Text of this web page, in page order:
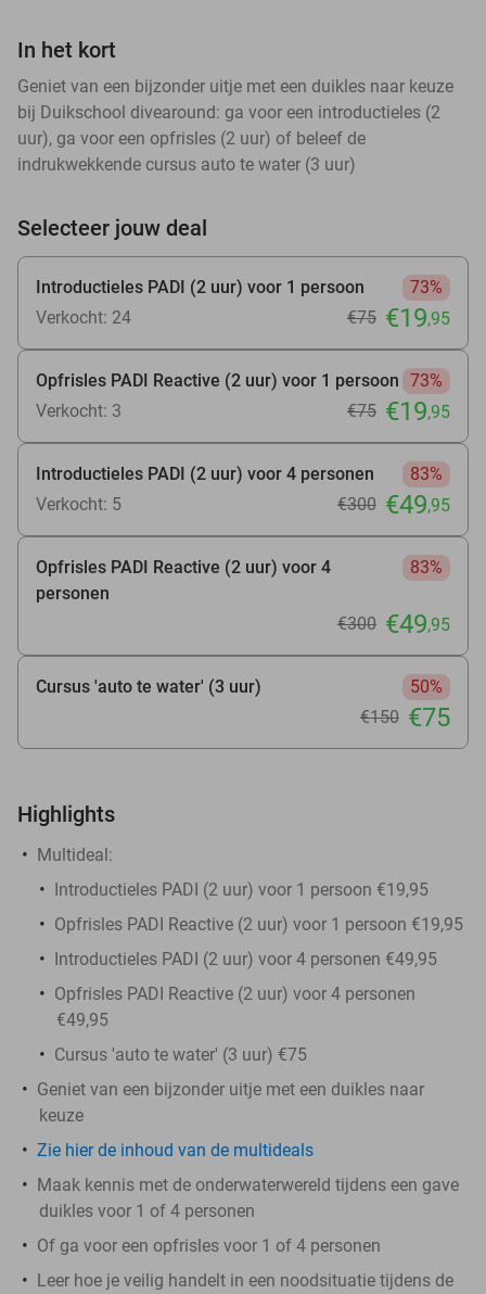
In het kort
Geniet van een bijzonder uitje met een duikles naar keuze
bij Duikschool divearound: ga voor een introductieles (2
uur), ga voor een opfrisles (2 uur) of beleef de
indrukwekkende cursus auto te water (3 uur)
Selecteer jouw deal
Introductieles PADI (2 uur) voor 1 persoon
73%
Verkocht: 24
€75 €19,95
Opfrisles PADI Reactive (2 uur) voor 1 persoon 73%
Verkocht: 3
€75 €19,95
Introductieles PADI (2 uur) voor 4 personen
83%
Verkocht: 5
€300 €49,95
Opfrisles PADI Reactive (2 uur) voor 4
personen
83%
€300 €49,95
Cursus 'auto te water' (3 uur)
50%
€150 €75
Highlights
Multideal:
Introductieles PADI (2 uur) voor 1 persoon €19,95
Opfrisles PADI Reactive (2 uur) voor 1 persoon €19,95
Introductieles PADI (2 uur) voor 4 personen €49,95
Opfrisles PADI Reactive (2 uur) voor 4 personen
€49,95
Cursus 'auto te water' (3 uur) €75
Geniet van een bijzonder uitje met een duikles naar
keuze
Zie hier de inhoud van de multideals
Maak kennis met de onderwaterwereld tijdens een gave
duikles voor 1 of 4 personen
Of ga voor een opfrisles voor 1 of 4 personen
Leer hoe je veilig handelt in een noodsituatie tijdens de